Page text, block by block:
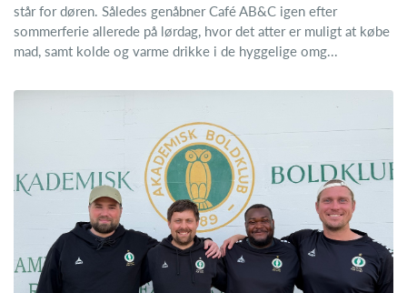
står for døren. Således genåbner Café AB&C igen efter
sommerferie allerede på lørdag, hvor det atter er muligt at købe
mad, samt kolde og varme drikke i de hyggelige omg...